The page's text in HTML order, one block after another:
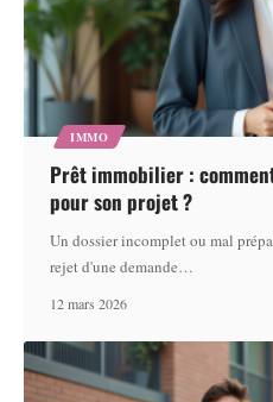
IMMO
Prêt immobilier :
pour son projet ?
Un dossier incomplet ou mal
rejet d'une demande…
12 mars 2026